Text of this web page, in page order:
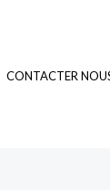
CONTACTER